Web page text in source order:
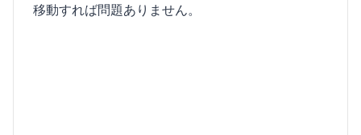
移動すれば問題ありません。